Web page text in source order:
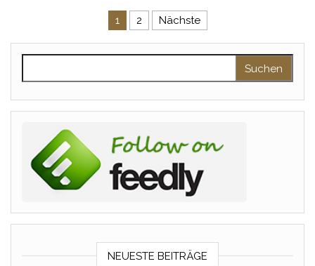
Seitennummerierung der
1 2 Nächste
NEUESTE BEITRÄGE